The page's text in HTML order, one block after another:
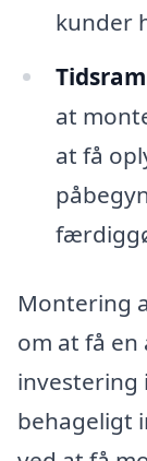
kunder
at
at få
Montering
om at få en
investering
behageligt